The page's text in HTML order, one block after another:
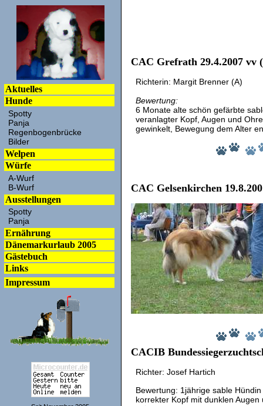
Aktuelles
Hunde
Spotty
Panja
Regenbogenbrücke
Bilder
Welpen
Würfe
A-Wurf
B-Wurf
Ausstellungen
Spotty
Panja
Ernährung
Dänemarkurlaub 2005
Gästebuch
Links
Impressum
CAC Grefrath 29.4.2007 vv
Richterin: Margit Brenner (A)
Bewertung:
6 Monate alte schön gefärbte
veranlagter Kopf, Augen und
gewinkelt, Bewegung dem Alter
CAC Gelsenkirchen
CACIB
Richter: Josef Hartich
Bewertung: 1jährige sable
korrekter Kopf mit dunklen